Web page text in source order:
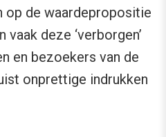
op de waardepropositie
deze ‘verborgen’
en bezoekers van de
onprettige indrukken